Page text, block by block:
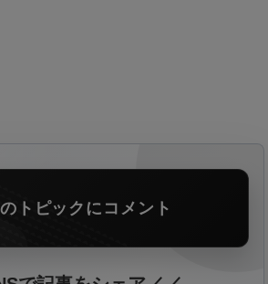
トピックにコメント